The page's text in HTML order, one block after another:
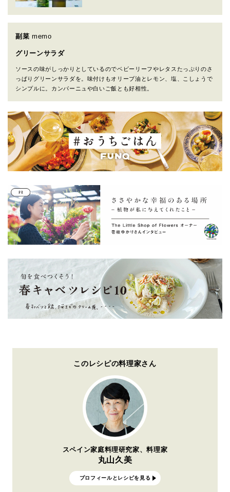
副菜 memo
グリーンサラダ
ソースの味がしっかりとしているのでベビーリーフやレタスたっぷりのさ
っぱりグリーンサラダを。味付けもオリーブ油とレモン、塩、こしょうで
シンプルに。カンパーニュや白いご飯とも好相性。
このレシピの料理家さん
スペイン家庭料理研究家、料理家
丸山久美
プロフィールとレシピを見る